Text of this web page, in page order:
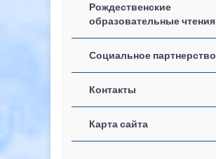
Рождественские
образовательные чтения
Социальное партнерство
Контакты
Карта сайта